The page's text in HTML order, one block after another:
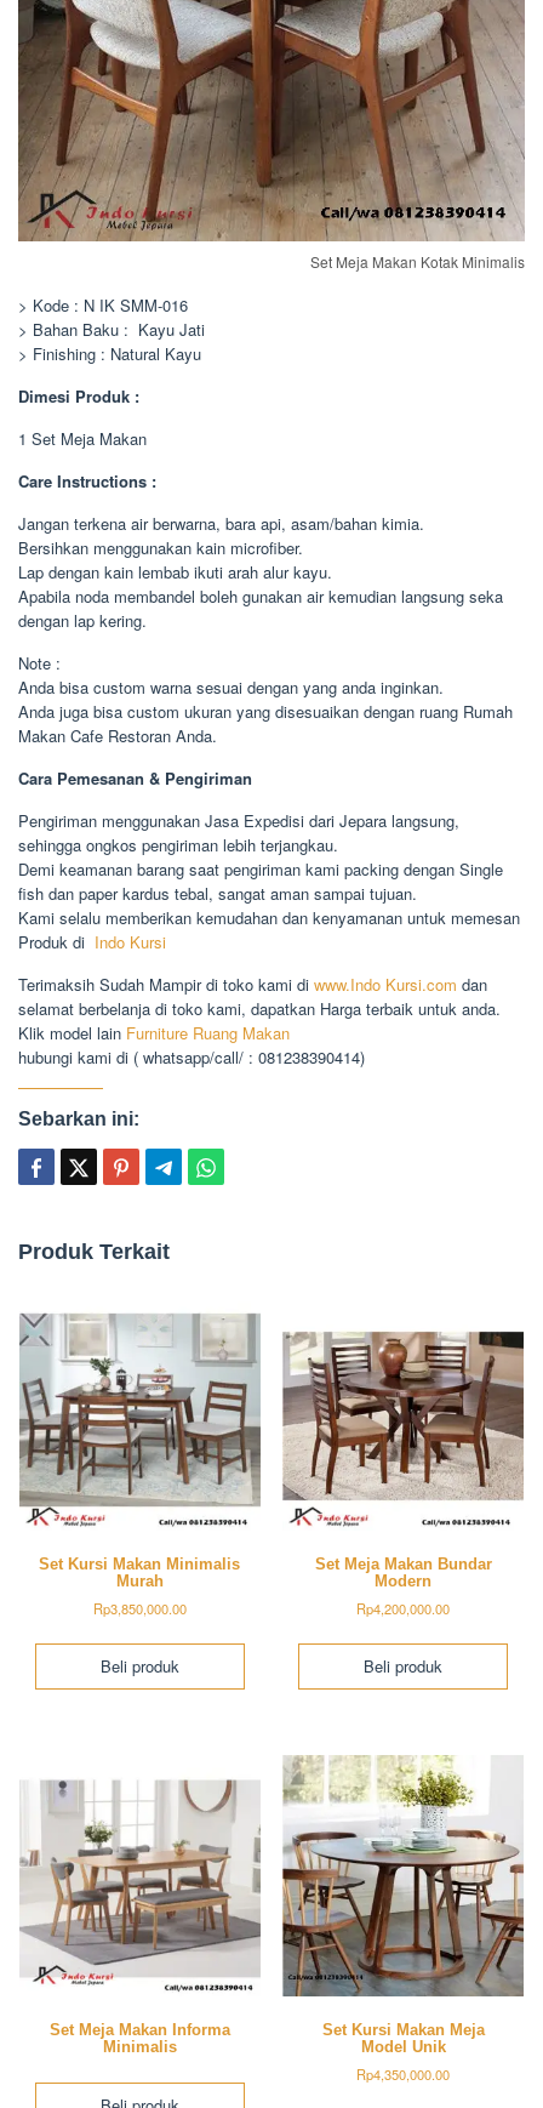
Set Meja Makan Kotak Minimalis
> Kode : N IK SMM-016
> Bahan Baku : Kayu Jati
> Finishing : Natural Kayu
Dimesi Produk :
1 Set Meja Makan
Care Instructions :
Jangan terkena air berwarna, bara api, asam/bahan kimia.
Bersihkan menggunakan kain microfiber.
Lap dengan kain lembab ikuti arah alur kayu.
Apabila noda membandel boleh gunakan air kemudian langsung seka
dengan lap kering.
Note :
Anda bisa custom warna sesuai dengan yang anda inginkan.
Anda juga bisa custom ukuran yang disesuaikan dengan ruang Rumah
Makan Cafe Restoran Anda.
Cara Pemesanan & Pengiriman
Pengiriman menggunakan Jasa Expedisi dari Jepara langsung,
sehingga ongkos pengiriman lebih terjangkau.
Demi keamanan barang saat pengiriman kami packing dengan Single
fish dan paper kardus tebal, sangat aman sampai tujuan.
Kami selalu memberikan kemudahan dan kenyamanan untuk memesan
Produk di Indo Kursi
Terimaksih Sudah Mampir di toko kami di www.Indo Kursi.com dan
selamat berbelanja di toko kami, dapatkan Harga terbaik untuk anda.
Klik model lain Furniture Ruang Makan
hubungi kami di ( whatsapp/call/ : 081238390414)
Sebarkan ini:
Produk Terkait
Set Kursi Makan Minimalis
Murah
Rp3,850,000.00
Beli produk
Set Meja Makan Bundar
Modern
Rp4,200,000.00
Beli produk
Set Meja Makan Informa
Minimalis
Set Kursi Makan Meja
Model Unik
Rp4,350,000.00